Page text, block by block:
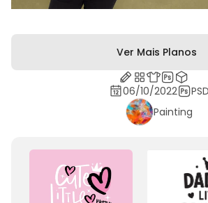
Ver Mais Planos
06/10/2022
PSD
Painting